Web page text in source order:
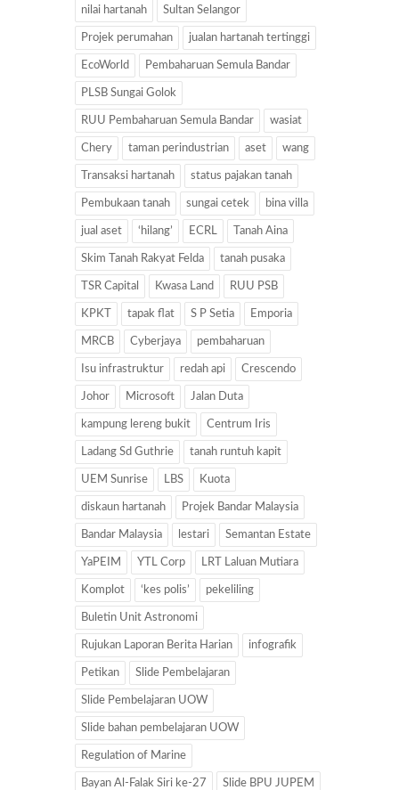
nilai hartanah Sultan Selangor
Projek perumahan jualan hartanah tertinggi
EcoWorld Pembaharuan Semula Bandar
PLSB Sungai Golok
RUU Pembaharuan Semula Bandar wasiat
Chery taman perindustrian aset wang
Transaksi hartanah status pajakan tanah
Pembukaan tanah sungai cetek bina villa
jual aset ‘hilang’ ECRL Tanah Aina
Skim Tanah Rakyat Felda tanah pusaka
TSR Capital Kwasa Land RUU PSB
KPKT tapak flat S P Setia Emporia
MRCB Cyberjaya pembaharuan
Isu infrastruktur redah api Crescendo
Johor Microsoft Jalan Duta
kampung lereng bukit Centrum Iris
Ladang Sd Guthrie tanah runtuh kapit
UEM Sunrise LBS Kuota
diskaun hartanah Projek Bandar Malaysia
Bandar Malaysia lestari Semantan Estate
YaPEIM YTL Corp LRT Laluan Mutiara
Komplot ‘kes polis’ pekeliling
Buletin Unit Astronomi
Rujukan Laporan Berita Harian infografik
Petikan Slide Pembelajaran
Slide Pembelajaran UOW
Slide bahan pembelajaran UOW
Regulation of Marine
Bayan Al-Falak Siri ke-27 Slide BPU JUPEM